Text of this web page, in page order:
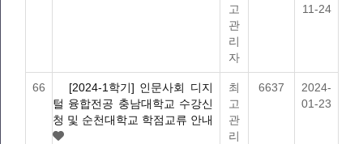
고
관
리
자
11-24
66
[2024-1학기] 인문사회 디지
털 융합전공 충남대학교 수강신
청 및 순천대학교 학점교류 안내
최
고
관
리
6637
2024-
01-23